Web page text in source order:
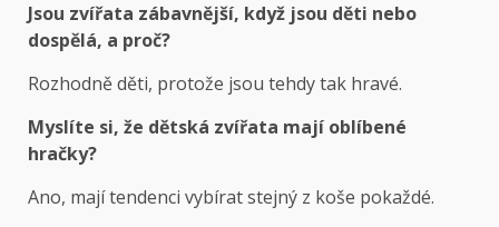
Jsou zvířata zábavnější, když jsou děti nebo
dospělá, a proč?
Rozhodně děti, protože jsou tehdy tak hravé.
Myslíte si, že dětská zvířata mají oblíbené
hračky?
Ano, mají tendenci vybírat stejný z koše pokaždé.